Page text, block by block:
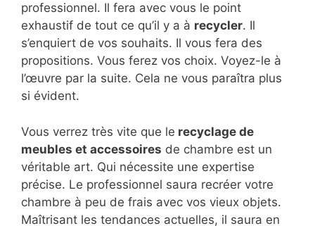
professionnel. Il fera avec vous le point
exhaustif de tout ce qu’il y a à recycler. Il
s’enquiert de vos souhaits. Il vous fera des
propositions. Vous ferez vos choix. Voyez-le à
l’œuvre par la suite. Cela ne vous paraîtra plus
si évident.
Vous verrez très vite que le recyclage de
meubles et accessoires de chambre est un
véritable art. Qui nécessite une expertise
précise. Le professionnel saura recréer votre
chambre à peu de frais avec vos vieux objets.
Maîtrisant les tendances actuelles, il saura en